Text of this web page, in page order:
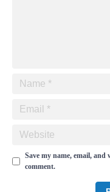
Save my name, email,